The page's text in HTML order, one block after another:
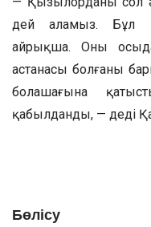
дей аламыз. Бұл
айрықша. Оның
астанасы болғаны
болашағына
қабылданды, — деді
Бөлісу